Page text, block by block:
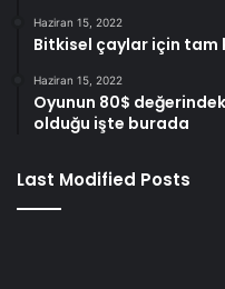
Haziran 15, 2022
Bitkisel çaylar için tam
Haziran 15, 2022
Oyunun 80$
olduğu işte burada
Last Modified Posts